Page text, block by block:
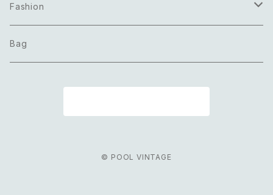
Necklace
Pierce
Fashion
Tops
Bag
© POOL VINTAGE